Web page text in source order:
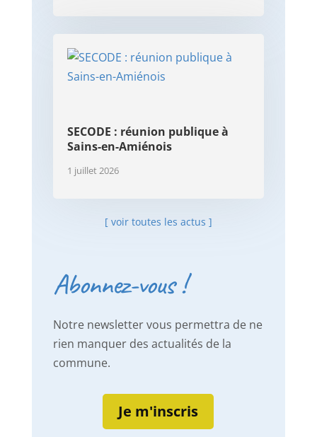
SECODE : réunion publique à
Sains-en-Amiénois
1 juillet 2026
[ voir toutes les actus ]
Abonnez-vous !
Notre newsletter vous permettra de ne
rien manquer des actualités de la
commune.
Je m'inscris